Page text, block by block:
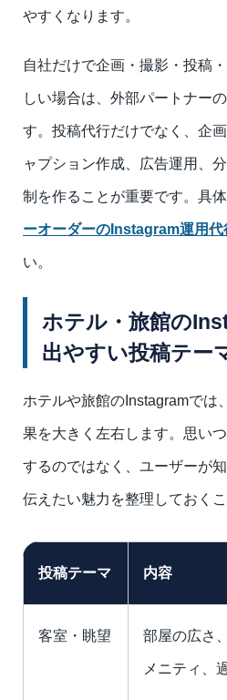
やすくなります。
自社だけで企画・撮影・投稿
しい場合は、外部パートナー
す。投稿代行だけでなく、企
ャプション作成、広告運用、
制を作ることが重要です。具
ーオーダーのInstagram運用代
い。
ホテル・旅館の
出やすい投稿テー
ホテルや旅館のInstagramでは
果を大きく左右します。思い
するのではなく、ユーザーが
伝えたい魅力を整理しておくこ
投稿テーマ 内容
客室・眺望 部屋の広さ
メニティ、